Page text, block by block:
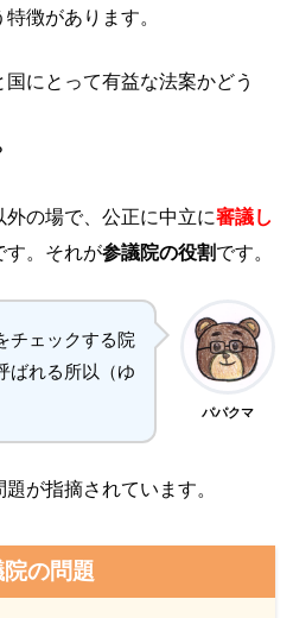
徴があります。
にとって有益な法案かどう
の場で、公正に中立に審議し
す。それが参議院の役割です。
チェックする院
ばれる所以（ゆ
パパクマ
が指摘されています。
の問題